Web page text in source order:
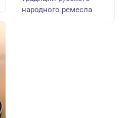
народного ремесла